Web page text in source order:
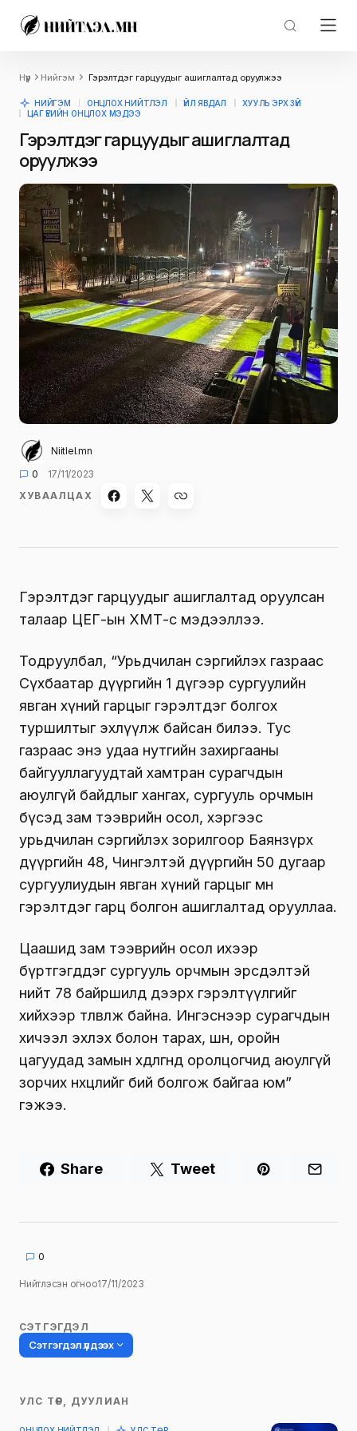
Нүүр Нийгэм Гэрэлтдэг гарцуудыг ашиглалтад оруулжээ
НИЙГЭМ ОНЦЛОХ НИЙТЛЭЛ ҮЙЛ ЯВДАЛ
ХУУЛЬ ЭРХ ЗҮЙ
ЦАГ ҮЕИЙН ОНЦЛОХ МЭДЭЭ
Гэрэлтдэг гарцуудыг ашиглалтад
оруулжээ
Niitlel.mn
0
17/11/2023
ХУВААЛЦАХ
Гэрэлтдэг гарцуудыг ашиглалтад оруулсан
талаар ЦЕГ-ын ХМТ-өөс мэдээллээ.
Тодруулбал, “Урьдчилан сэргийлэх газраас
Сүхбаатар дүүргийн 1 дүгээр сургуулийн
явган хүний гарцыг гэрэлтдэг болгох
туршилтыг эхлүүлж байсан билээ. Тус
газраас энэ удаа нутгийн захиргааны
байгууллагуудтай хамтран сурагчдын
аюулгүй байдлыг хангах, сургууль орчмын
бүсэд зам тээврийн осол, хэргээс
урьдчилан сэргийлэх зорилгоор Баянзүрх
дүүргийн 48, Чингэлтэй дүүргийн 50 дугаар
сургуулиудын явган хүний гарцыг мөн
гэрэлтдэг гарц болгон ашиглалтад орууллаа.
Цаашид зам тээврийн осол ихээр
бүртгэгддэг сургууль орчмын эрсдэлтэй
нийт 78 байршилд дээрх гэрэлтүүлгийг
хийхээр төлөвлөж байна. Ингэснээр сурагчдын
хичээл эхлэх болон тарах, шөнө, оройн
цагуудад замын хөдөлгөөнд оролцогчид аюулгүй
зорчих нөхцөлийг бий болгож байгаа юм”
гэжээ.
Share Tweet
0
Нийтлэсэн огноо17/11/2023
СЭТГЭГДЭЛ
Сэтгэгдэл үлдээх
Таны имэйл хаягийг нийтлэхгүй.
УЛС ТӨР, ДУУЛИАН